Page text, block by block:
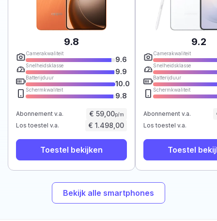
9.8
Camerakwaliteit
9.6
Snelheidsklasse
9.9
Batterijduur
10.0
Schermkwaliteit
9.8
Abonnement v.a. € 59,00p/m
Los toestel v.a. € 1.498,00
Toestel bekijken
9.2
Camerakwaliteit
Snelheidsklasse
Batterijduur
Schermkwaliteit
Abonnement v.a.
Los toestel v.a.
Toestel
Bekijk alle smartphones